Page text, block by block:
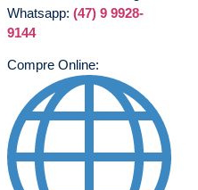
Whatsapp: (47) 9 9928-
9144
Compre Online: